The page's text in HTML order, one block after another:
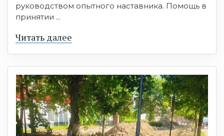
руководством опытного наставника. Помощь в
принятии ...
Читать далее